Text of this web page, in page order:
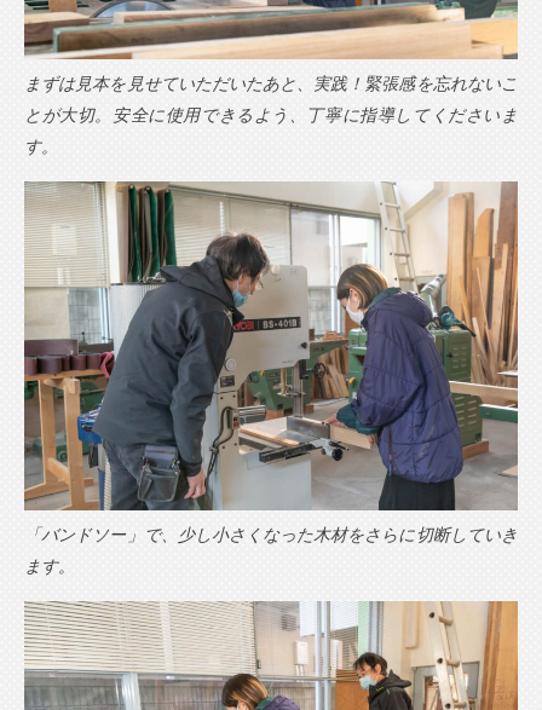
まずは見本を見せていただいたあと、実践！緊張感を忘れないこ
とが大切。安全に使用できるよう、丁寧に指導してくださいま
す。
「バンドソー」で、少し小さくなった木材をさらに切断していき
ます。